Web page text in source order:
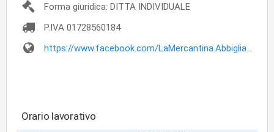
Forma giuridica: DITTA INDIVIDUALE
P.IVA 01728560184
https://www.facebook.com/LaMercantina.Abbigliamento/
Orario lavorativo